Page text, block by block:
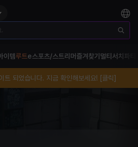
이템루트e스포츠/스트리머 즐겨찾기 멀티서치 파티
트 되었습니다. 지금 확인해보세요! [클릭]